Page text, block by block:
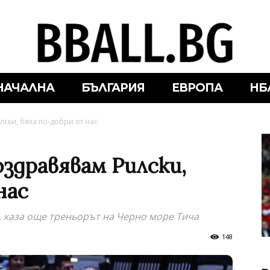
БЪЛГАРИЯ ЕВРОПА
бяха по-добри от нас
Рилски,
още треньорът на Черно море Тича
148